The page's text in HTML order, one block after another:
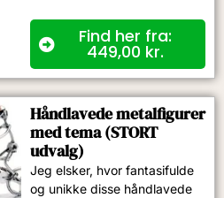
Find her fra:
449,00 kr.
Håndlavede metalfigurer
med tema (STORT
udvalg)
Jeg elsker, hvor fantasifulde
og unikke disse håndlavede